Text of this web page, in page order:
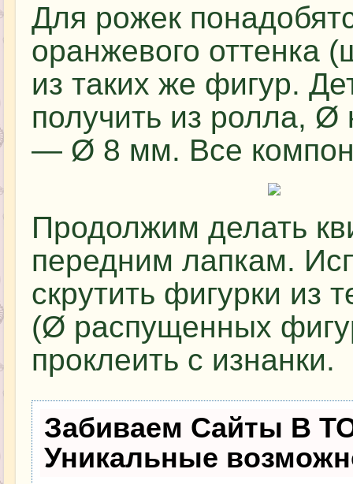
Для рожек
оранжевого оттенка
из таких же фигур.
получить из ролла,
— Ø 8 мм. Все
Продолжим делать
передним лапкам.
скрутить фигурки из
(Ø распущенных
проклеить с изнанки.
Забиваем Сайты В
Уникальные